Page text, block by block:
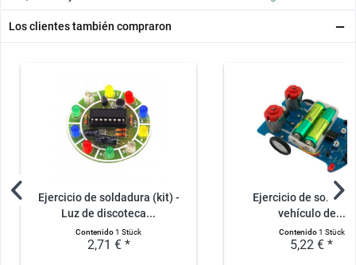
Los clientes también compraron
Ejercicio de soldadura (kit) -
Luz de discoteca...
Contenido1 Stück
2,71 € *
Ejercicio de
vehículo de...
Contenido1 Stück
5,22 € *